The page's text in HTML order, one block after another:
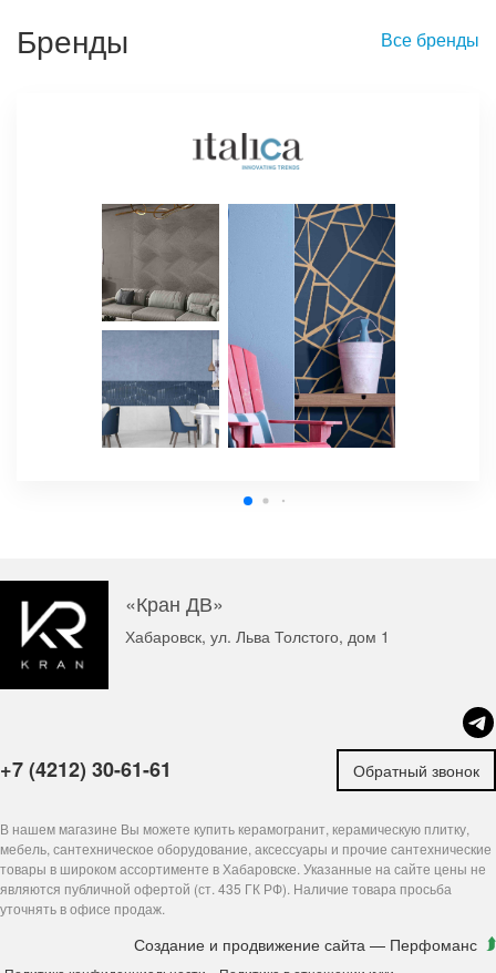
Бренды Все бренды
«Кран ДВ»
Хабаровск, ул. Льва Толстого, дом 1
+7 (4212) 30-61-61 Обратный звонок
В нашем магазине Вы можете купить керамогранит, керамическую плитку,
мебель, сантехническое оборудование, аксессуары и прочие сантехнические
товары в широком ассортименте в Хабаровске. Указанные на сайте цены не
являются публичной офертой (ст. 435 ГК РФ). Наличие товара просьба
уточнять в офисе продаж.
Создание и продвижение сайта — Перфоманс